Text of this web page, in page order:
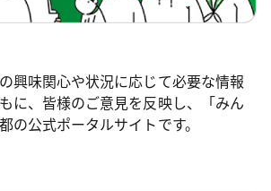
興味関心や状況に応じて必要な情報
に、皆様のご意見を反映し、「みん
の公式ポータルサイトです。